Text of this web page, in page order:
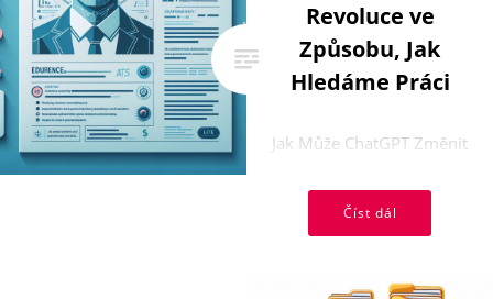
Revoluce ve
Způsobu, Jak
Hledáme Práci
Jak Může ChatGPT Změnit
Životopisu V dnešním
Číst dál